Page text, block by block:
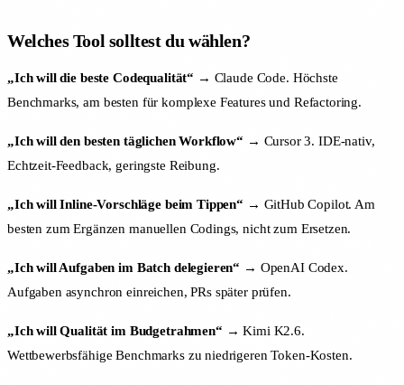
Welches Tool solltest du wählen?
„Ich will die beste Codequalität“ → Claude Code. Höchste
Benchmarks, am besten für komplexe Features und Refactoring.
„Ich will den besten täglichen Workflow“ → Cursor 3. IDE-nativ,
Echtzeit-Feedback, geringste Reibung.
„Ich will Inline-Vorschläge beim Tippen“ → GitHub Copilot. Am
besten zum Ergänzen manuellen Codings, nicht zum Ersetzen.
„Ich will Aufgaben im Batch delegieren“ → OpenAI Codex.
Aufgaben asynchron einreichen, PRs später prüfen.
„Ich will Qualität im Budgetrahmen“ → Kimi K2.6.
Wettbewerbsfähige Benchmarks zu niedrigeren Token-Kosten.